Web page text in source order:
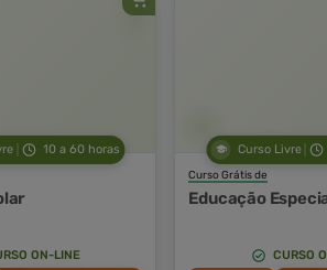
10 a 60 horas
ON-LINE
Curso Livre
Curso Grátis de
Educação
CURSO